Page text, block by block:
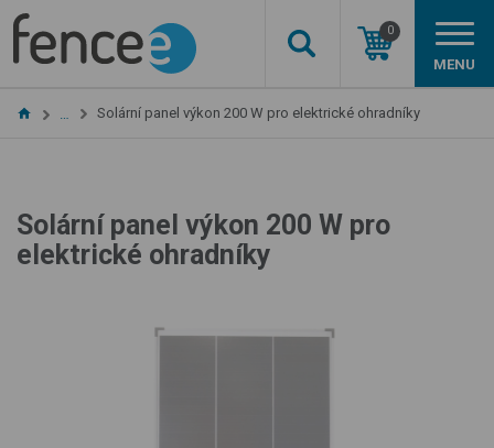
0
MENU
Solární panel výkon 200 W pro elektrické ohradníky
Solární panel výkon 200 W pro
elektrické ohradníky